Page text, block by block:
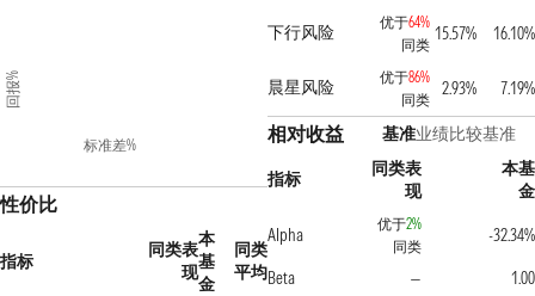
标准差%
回报%
性价比
指标
同类表
现
本
基
金
同类
平均
下行风险 优于64%
同类
15.57% 16.10%
晨星风险 优于86%
同类
2.93% 7.19%
相对收益 基准业绩比较基准
指标
同类表
现
本基
金
Alpha
优于2%
同类
-32.34%
Beta
—
1.00